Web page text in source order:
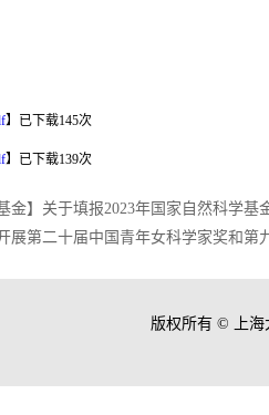
】已下载145次
】已下载139次
基金】关于填报2023年国家自然科学基
展第二十届中国青年女科学家奖和
版权所有 © 上海